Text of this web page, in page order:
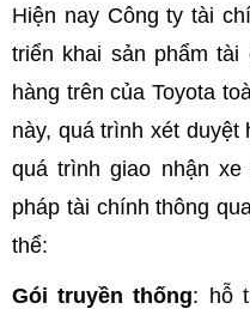
Hiện nay Công ty tài
triển khai sản phẩm tài
hàng trên của Toyota
này, quá trình xét
quá trình giao nhận
pháp tài chính thông
thể:
Gói truyền thống: hỗ